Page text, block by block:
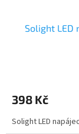
Solight LED
398 Kč
Solight LED